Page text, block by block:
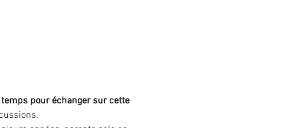
temps pour échanger sur cette